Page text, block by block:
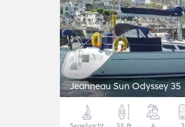
Jeanneau Sun Odyssey 35